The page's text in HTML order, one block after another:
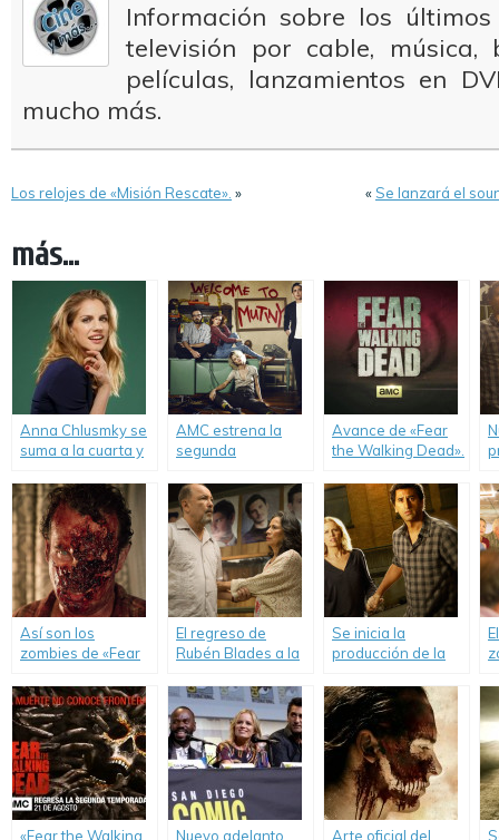
Información sobre los
televisión por cable, música,
películas, lanzamientos en
mucho más.
Los relojes de «Misión Rescate». » «Se lanzará el
más...
Anna Chlusmky se
suma a la cuarta y
de «Halt and Catch
a Fire».
AMC estrena la
segunda
«Halt And Catch
Fire».
Avance de «Fear
the Walking Dead».
Así son los
zombies de «Fear
El regreso de
Rubén Blades a la
Se inicia la
producción de la
temporada de
«Fear the Walking
Dead».
«Fear the Walking Nuevo adelanto Arte oficial del